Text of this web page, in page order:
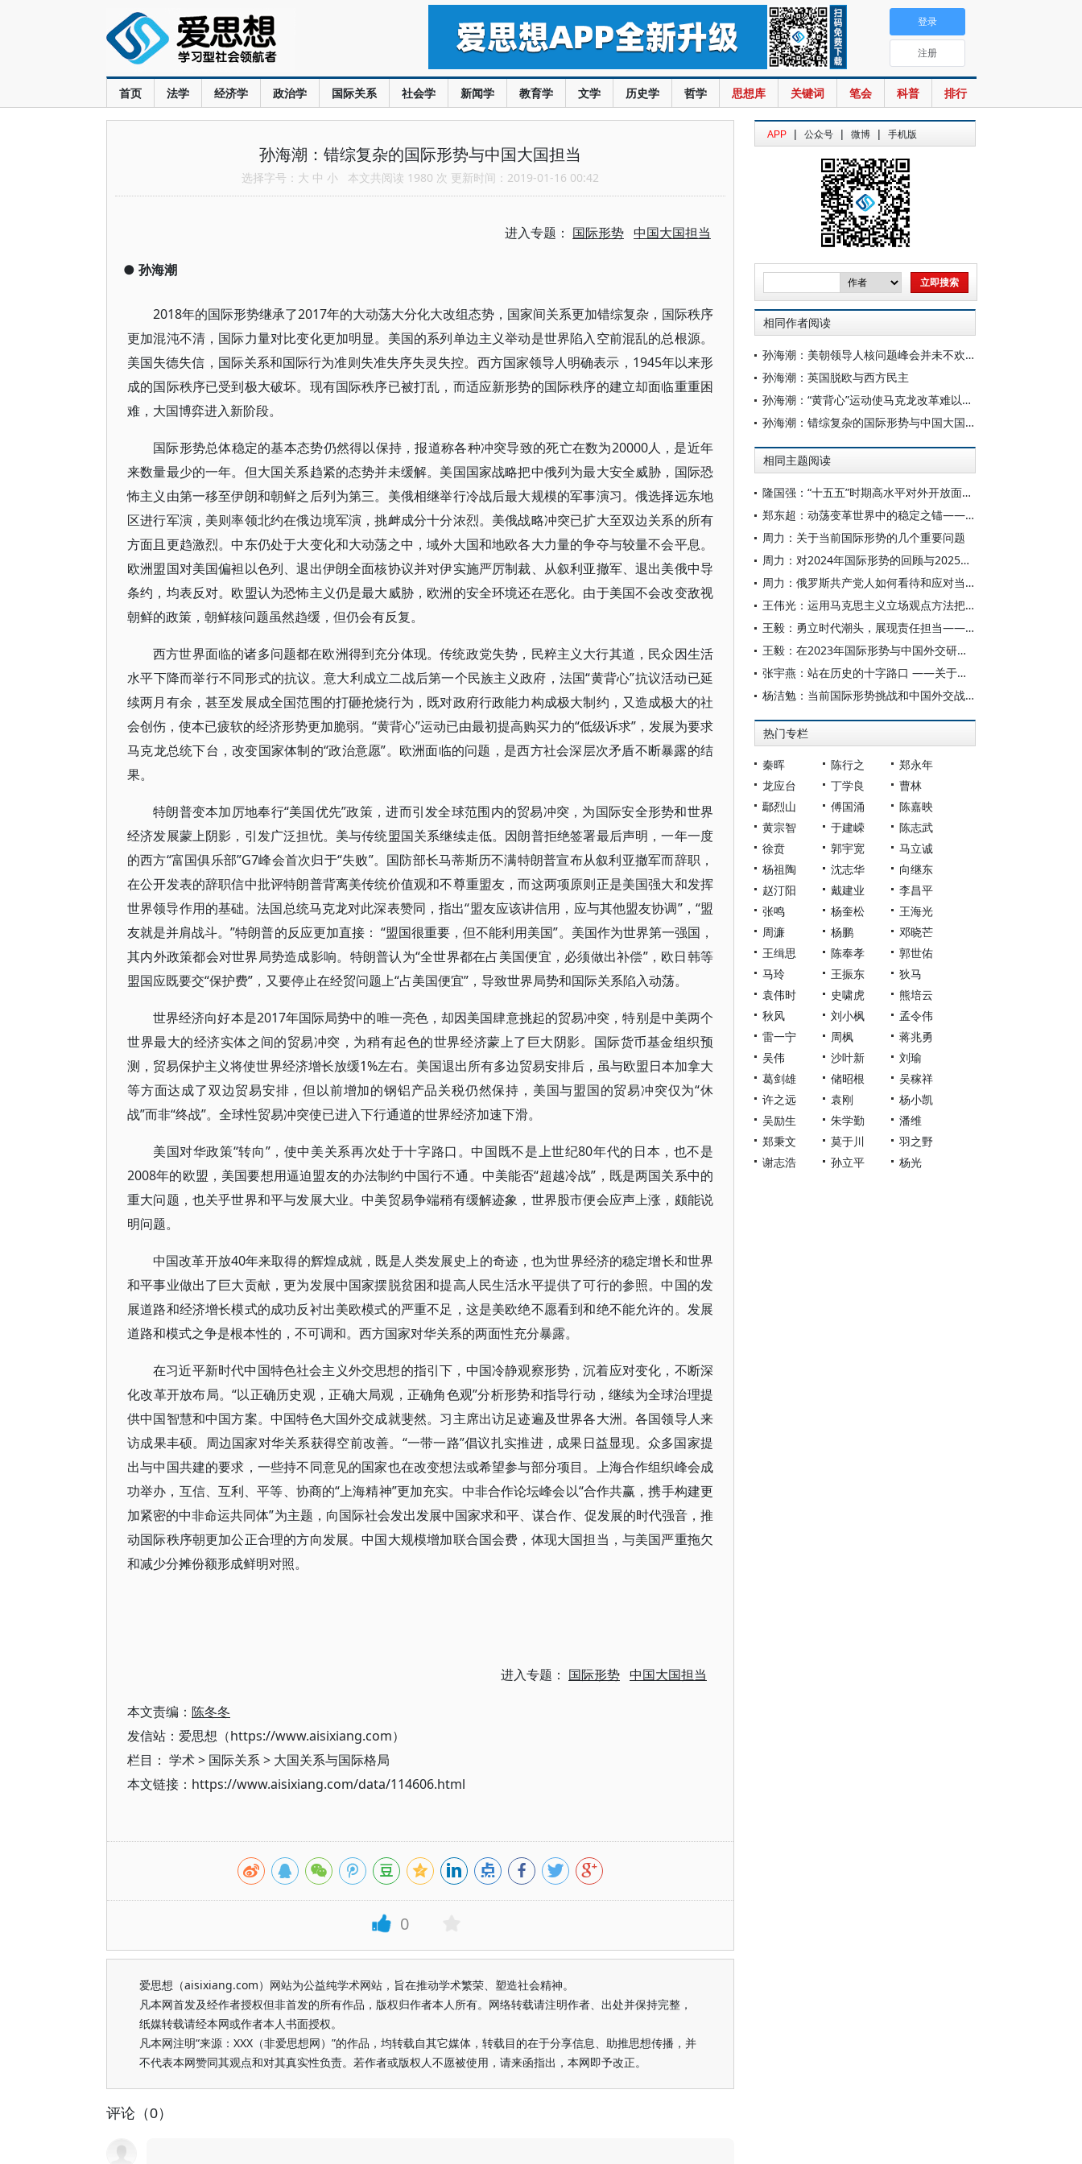
首页 法学 经济学 政治学 国际关系 社会学 新闻学 教育学 文学 历史学 哲学 思想库 关键词 笔会 科普 排行
登录
注册
孙海潮：错综复杂的国际形势与中国大国担当
选择字号： 大 中 小 本文共阅读 1980 次 更新时间：2019-01-16 00:42
进入专题： 国际形势 中国大国担当
● 孙海潮
2018年的国际形势继承了2017年的大动荡大分化大改组态势，国家间关系更加错综复杂，国际秩序
更加混沌不清，国际力量对比变化更加明显。美国的系列单边主义举动是世界陷入空前混乱的总根源。
美国失德失信，国际关系和国际行为准则失准失序失灵失控。西方国家领导人明确表示，1945年以来形
成的国际秩序已受到极大破坏。现有国际秩序已被打乱，而适应新形势的国际秩序的建立却面临重重困
难，大国博弈进入新阶段。
国际形势总体稳定的基本态势仍然得以保持，报道称各种冲突导致的死亡在数为20000人，是近年
来数量最少的一年。但大国关系趋紧的态势并未缓解。美国国家战略把中俄列为最大安全威胁，国际恐
怖主义由第一移至伊朗和朝鲜之后列为第三。美俄相继举行冷战后最大规模的军事演习。俄选择远东地
区进行军演，美则率领北约在俄边境军演，挑衅成分十分浓烈。美俄战略冲突已扩大至双边关系的所有
方面且更趋激烈。中东仍处于大变化和大动荡之中，域外大国和地欧各大力量的争夺与较量不会平息。
欧洲盟国对美国偏袒以色列、退出伊朗全面核协议并对伊实施严厉制裁、从叙利亚撤军、退出美俄中导
条约，均表反对。欧盟认为恐怖主义仍是最大威胁，欧洲的安全环境还在恶化。由于美国不会改变敌视
朝鲜的政策，朝鲜核问题虽然趋缓，但仍会有反复。
西方世界面临的诸多问题都在欧洲得到充分体现。传统政党失势，民粹主义大行其道，民众因生活
水平下降而举行不同形式的抗议。意大利成立二战后第一个民族主义政府，法国“黄背心”抗议活动已延
续两月有余，甚至发展成全国范围的打砸抢烧行为，既对政府行政能力构成极大制约，又造成极大的社
会创伤，使本已疲软的经济形势更加脆弱。“黄背心”运动已由最初提高购买力的“低级诉求”，发展为要求
马克龙总统下台，改变国家体制的“政治意愿”。欧洲面临的问题，是西方社会深层次矛盾不断暴露的结
果。
特朗普变本加厉地奉行“美国优先”政策，进而引发全球范围内的贸易冲突，为国际安全形势和世界
经济发展蒙上阴影，引发广泛担忧。美与传统盟国关系继续走低。因朗普拒绝签署最后声明，一年一度
的西方“富国俱乐部”G7峰会首次归于“失败”。国防部长马蒂斯历不满特朗普宣布从叙利亚撤军而辞职，
在公开发表的辞职信中批评特朗普背离美传统价值观和不尊重盟友，而这两项原则正是美国强大和发挥
世界领导作用的基础。法国总统马克龙对此深表赞同，指出“盟友应该讲信用，应与其他盟友协调”，“盟
友就是并肩战斗。”特朗普的反应更加直接： “盟国很重要，但不能利用美国”。美国作为世界第一强国，
其内外政策都会对世界局势造成影响。特朗普认为“全世界都在占美国便宜，必须做出补偿”，欧日韩等
盟国应既要交“保护费”，又要停止在经贸问题上“占美国便宜”，导致世界局势和国际关系陷入动荡。
世界经济向好本是2017年国际局势中的唯一亮色，却因美国肆意挑起的贸易冲突，特别是中美两个
世界最大的经济实体之间的贸易冲突，为稍有起色的世界经济蒙上了巨大阴影。国际货币基金组织预
测，贸易保护主义将使世界经济增长放缓1%左右。美国退出所有多边贸易安排后，虽与欧盟日本加拿大
等方面达成了双边贸易安排，但以前增加的钢铝产品关税仍然保持，美国与盟国的贸易冲突仅为“休
战”而非“终战”。全球性贸易冲突使已进入下行通道的世界经济加速下滑。
美国对华政策“转向”，使中美关系再次处于十字路口。中国既不是上世纪80年代的日本，也不是
2008年的欧盟，美国要想用逼迫盟友的办法制约中国行不通。中美能否“超越冷战”，既是两国关系中的
重大问题，也关乎世界和平与发展大业。中美贸易争端稍有缓解迹象，世界股市便会应声上涨，颇能说
明问题。
中国改革开放40年来取得的辉煌成就，既是人类发展史上的奇迹，也为世界经济的稳定增长和世界
和平事业做出了巨大贡献，更为发展中国家摆脱贫困和提高人民生活水平提供了可行的参照。中国的发
展道路和经济增长模式的成功反衬出美欧模式的严重不足，这是美欧绝不愿看到和绝不能允许的。发展
道路和模式之争是根本性的，不可调和。西方国家对华关系的两面性充分暴露。
在习近平新时代中国特色社会主义外交思想的指引下，中国冷静观察形势，沉着应对变化，不断深
化改革开放布局。“以正确历史观，正确大局观，正确角色观”分析形势和指导行动，继续为全球治理提
供中国智慧和中国方案。中国特色大国外交成就斐然。习主席出访足迹遍及世界各大洲。各国领导人来
访成果丰硕。周边国家对华关系获得空前改善。“一带一路”倡议扎实推进，成果日益显现。众多国家提
出与中国共建的要求，一些持不同意见的国家也在改变想法或希望参与部分项目。上海合作组织峰会成
功举办，互信、互利、平等、协商的“上海精神”更加充实。中非合作论坛峰会以“合作共赢，携手构建更
加紧密的中非命运共同体”为主题，向国际社会发出发展中国家求和平、谋合作、促发展的时代强音，推
动国际秩序朝更加公正合理的方向发展。中国大规模增加联合国会费，体现大国担当，与美国严重拖欠
和减少分摊份额形成鲜明对照。
进入专题： 国际形势 中国大国担当
本文责编： 陈冬冬
发信站：爱思想（https://www.aisixiang.com）
栏目： 学术> 国际关系> 大国关系与国际格局
本文链接：https://www.aisixiang.com/data/114606.html
0
爱思想（aisixiang.com）网站为公益纯学术网站，旨在推动学术繁荣、塑造社会精神。
凡本网首发及经作者授权但非首发的所有作品，版权归作者本人所有。网络转载请注明作者、出处并保持完整，
纸媒转载请经本网或作者本人书面授权。
凡本网注明“来源：XXX（非爱思想网）”的作品，均转载自其它媒体，转载目的在于分享信息、助推思想传播，并
不代表本网赞同其观点和对其真实性负责。若作者或版权人不愿被使用，请来函指出，本网即予改正。
评论（0）
APP | 公众号 | 微博 | 手机版
相同作者阅读
孙海潮：美朝领导人核问题峰会并未不欢而散
孙海潮：英国脱欧与西方民主
孙海潮：“黄背心”运动使马克龙改革难以推进
孙海潮：错综复杂的国际形势与中国大国担当
相同主题阅读
隆国强：“十五五”时期高水平对外开放面临的新形势新机遇新挑战
郑东超：动荡变革世界中的稳定之锚——2025年国际形势与中国外交
周力：关于当前国际形势的几个重要问题
周力：对2024年国际形势的回顾与2025年的展望
周力：俄罗斯共产党人如何看待和应对当前的国际形势——记俄共最近召开的一次中央全会
王伟光：运用马克思主义立场观点方法把握国际大势
王毅：勇立时代潮头，展现责任担当——在2024年国际形势与中国外交研讨会上的演讲
王毅：在2023年国际形势与中国外交研讨会上的演讲
张宇燕：站在历史的十字路口 ——关于当前的国际形势与全球治理
杨洁勉：当前国际形势挑战和中国外交战略运筹
热门专栏
秦晖 陈行之
郑永年
龙应台
丁学良
曹林
鄢烈山
傅国涌
陈嘉映
黄宗智
于建嵘
陈志武
徐贲
郭宇宽
马立诚
杨祖陶
沈志华
向继东
赵汀阳
戴建业
李昌平
张鸣
杨奎松
王海光
周濂
杨鹏
邓晓芒
王缉思
陈奉孝
郭世佑
马玲
王振东
狄马
袁伟时
史啸虎
熊培云
秋风
刘小枫
孟令伟
雷一宁
周枫
蒋兆勇
吴伟
沙叶新
刘瑜
葛剑雄
储昭根
吴稼祥
许之远
袁刚
杨小凯
吴励生
朱学勤
潘维
郑秉文
莫于川
羽之野
谢志浩
孙立平 杨光